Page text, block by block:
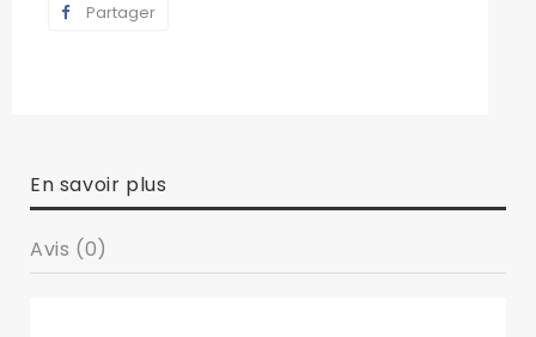
Partager
En savoir plus
Avis (0)